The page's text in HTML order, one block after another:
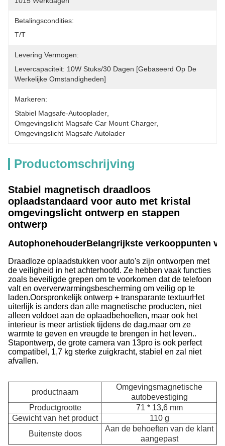
Betalingscondities:
T/T
Levering Vermogen:
Levercapaciteit: 10W Stuks/30 Dagen [gebaseerd Op De
Werkelijke Omstandigheden]
Markeren:
Stabiel Magsafe-Autooplader
Omgevingslicht Magsafe Car Mount Charger
Omgevingslicht Magsafe Autolader
Productomschrijving
Stabiel magnetisch draadloos
oplaadstandaard voor auto met kristal
omgevingslicht ontwerp en stappen
ontwerp
AutophonehouderBelangrijkste verkooppunten
Draadloze oplaadstukken voor auto's zijn ontworpen met
de veiligheid in het achterhoofd. Ze hebben vaak functies
zoals beveiligde grepen om te voorkomen dat de telefoon
valt en oververwarmingsbescherming om veilig op te
laden.Oorspronkelijk ontwerp + transparante textuurHet
uiterlijk is anders dan alle magnetische producten, niet
alleen voldoet aan de oplaadbehoeften, maar ook het
interieur is meer artistiek tijdens de dag.maar om ze
warmte te geven en vreugde te brengen in het leven..
Stapontwerp, de grote camera van 13pro is ook perfect
compatibel, 1,7 kg sterke zuigkracht, stabiel en zal niet
afvallen.
productnaam
Omgevingsmagnetische
autobevestiging
Productgrootte
71 * 13,6 mm
Gewicht van het product
110 g
Buitenste doos
Aan de behoeften van de klant
aangepast